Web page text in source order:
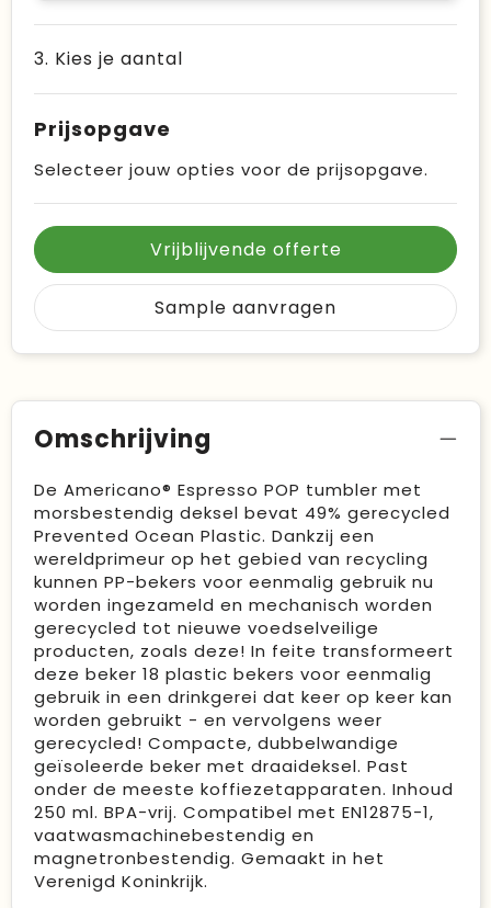
3. Kies je aantal
Prijsopgave
Selecteer jouw opties voor de prijsopgave.
Vrijblijvende offerte
Sample aanvragen
Omschrijving
De Americano® Espresso POP tumbler met
morsbestendig deksel bevat 49% gerecycled
Prevented Ocean Plastic. Dankzij een
wereldprimeur op het gebied van recycling
kunnen PP-bekers voor eenmalig gebruik nu
worden ingezameld en mechanisch worden
gerecycled tot nieuwe voedselveilige
producten, zoals deze! In feite transformeert
deze beker 18 plastic bekers voor eenmalig
gebruik in een drinkgerei dat keer op keer kan
worden gebruikt - en vervolgens weer
gerecycled! Compacte, dubbelwandige
geïsoleerde beker met draaideksel. Past
onder de meeste koffiezetapparaten. Inhoud
250 ml. BPA-vrij. Compatibel met EN12875-1,
vaatwasmachinebestendig en
magnetronbestendig. Gemaakt in het
Verenigd Koninkrijk.